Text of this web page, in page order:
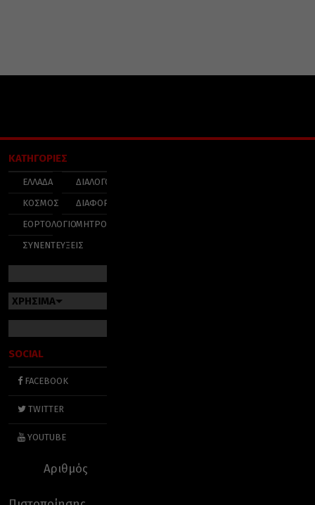
ΚΑΤΗΓΟΡΙΕΣ
ΕΛΛΑΔΑ
ΚΟΣΜΟΣ
ΕΟΡΤΟΛΟΓΙΟ
ΣΥΝΕΝΤΕΥΞΕΙΣ
ΔΙΑΛΟΓΟΣ
ΔΙΑΦΟΡΑ
ΜΗΤΡΟΠΟΛΕΙΣ
ΧΡΗΣΙΜΑ
SOCIAL
FACEBOOK
TWITTER
YOUTUBE
Αριθμός